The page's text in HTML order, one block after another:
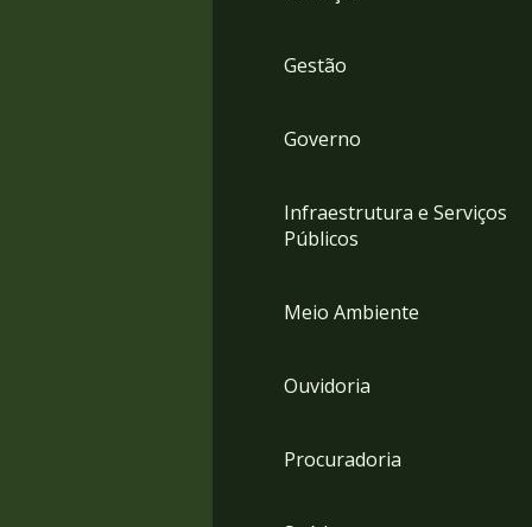
Gestão
Governo
Infraestrutura e Serviços
Públicos
Meio Ambiente
Ouvidoria
Procuradoria